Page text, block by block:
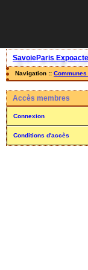
SavoieParis
Navigation ::
Accès membres
Connexion
Conditions d'accès